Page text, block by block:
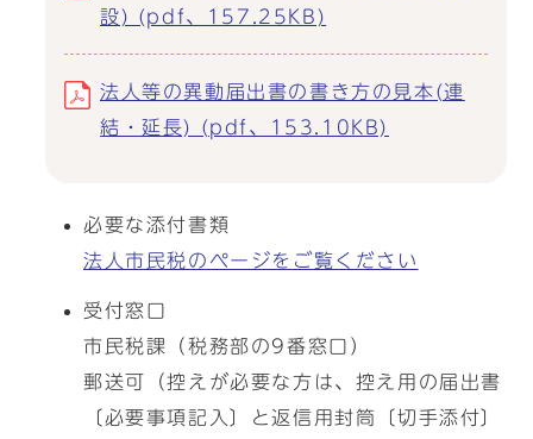
設) (pdf、157.25KB)
法人等の異動届出書の書き方の見本(連
結・延長) (pdf、153.10KB)
必要な添付書類
法人市民税のページをご覧ください
受付窓口
市民税課（税務部の9番窓口）
郵送可（控えが必要な方は、控え用の届出書
〔必要事項記入〕と返信用封筒〔切手添付〕